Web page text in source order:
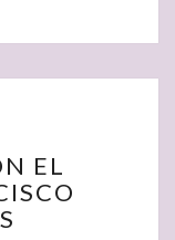
EL